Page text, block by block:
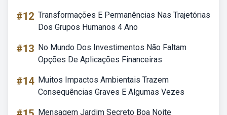
#12 Transformações E Permanências Nas Trajetórias
Dos Grupos Humanos 4 Ano
#13 No Mundo Dos Investimentos Não Faltam
Opções De Aplicações Financeiras
#14 Muitos Impactos Ambientais Trazem
Consequências Graves E Algumas Vezes
Mensagem Jardim Secreto Boa Noite